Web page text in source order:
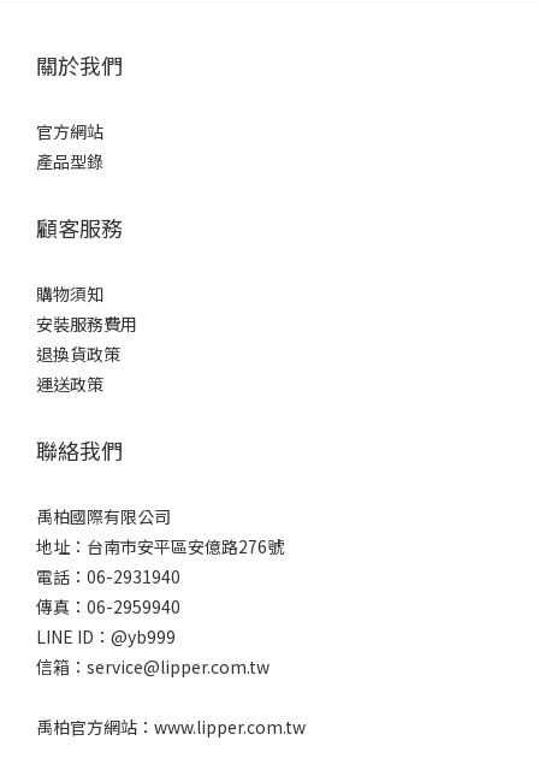
關於我們
官方網站
產品型錄
顧客服務
購物須知
安裝服務費用
退換貨政策
運送政策
聯絡我們
禹柏國際有限公司
地址：台南市安平區安億路276號
電話：06-2931940
傳真：06-2959940
LINE ID：@yb999
信箱：service@lipper.com.tw
禹柏官方網站：www.lipper.com.tw